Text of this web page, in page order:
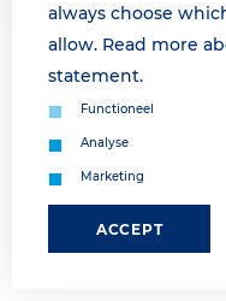
always choose
allow. Read more
statement.
Functioneel
Analyse
Marketing
ACCEPT